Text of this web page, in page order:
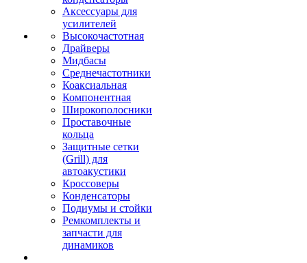
Аксессуары для
усилителей
Высокочастотная
Драйверы
Мидбасы
Среднечастотники
Коаксиальная
Компонентная
Широкополосники
Проставочные
кольца
Защитные сетки
(Grill) для
автоакустики
Кроссоверы
Конденсаторы
Подиумы и стойки
Ремкомплекты и
запчасти для
динамиков